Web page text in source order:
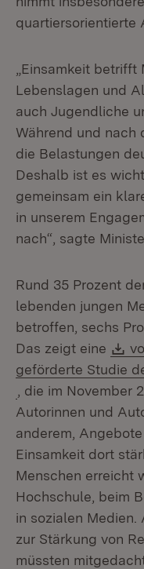
quartiersorientierte
„Einsamkeit
Lebenslagen und
auch Jugendliche
Während und nach
die Belastungen
Deshalb ist es
gemeinsam ein
in unserem
nach“, sagte
Rund 35 Prozent
lebenden jungen
betroffen, sechs
Das zeigt eine
geförderte Studie
(Öffnet in neuem
, die im November
Autorinnen und
anderem,
Einsamkeit dort
Menschen erreicht
Hochschule, beim
in sozialen Medien.
zur Stärkung von
müssten